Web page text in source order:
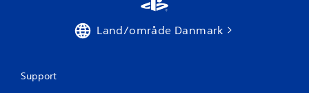
Land/område Danmark
Support